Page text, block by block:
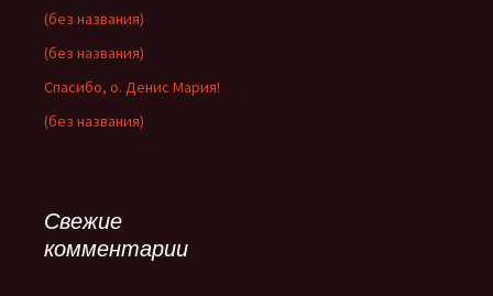
(без названия)
(без названия)
Спасибо, о. Денис Мария!
(без названия)
Свежие
комментарии